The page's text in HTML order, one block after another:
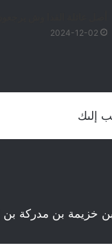
2024-12-02
إلىك
بن خزيمة بن مدركة